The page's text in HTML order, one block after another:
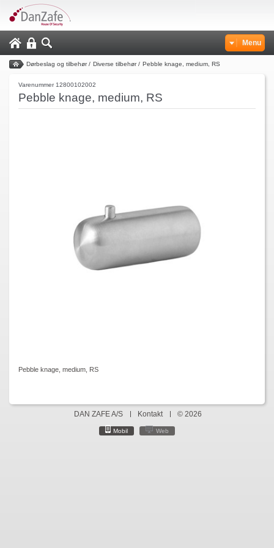
Menu
Dørbeslag og tilbehør/ Diverse tilbehør/ Pebble knage, medium, RS
Varenummer 12800102002
Pebble knage, medium, RS
Pebble knage, medium, RS
DAN ZAFE A/S Kontakt © 2026
Mobil Web